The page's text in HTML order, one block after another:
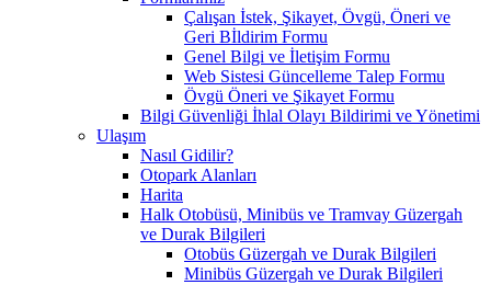
Çalışan İstek, Şikayet, Övgü, Öneri ve
Geri Bİldirim Formu
Genel Bilgi ve İletişim Formu
Web Sistesi Güncelleme Talep Formu
Övgü Öneri ve Şikayet Formu
Bilgi Güvenliği İhlal Olayı Bildirimi ve Yönetimi
Ulaşım
Nasıl Gidilir?
Otopark Alanları
Harita
Halk Otobüsü, Minibüs ve Tramvay Güzergah
ve Durak Bilgileri
Otobüs Güzergah ve Durak Bilgileri
Minibüs Güzergah ve Durak Bilgileri